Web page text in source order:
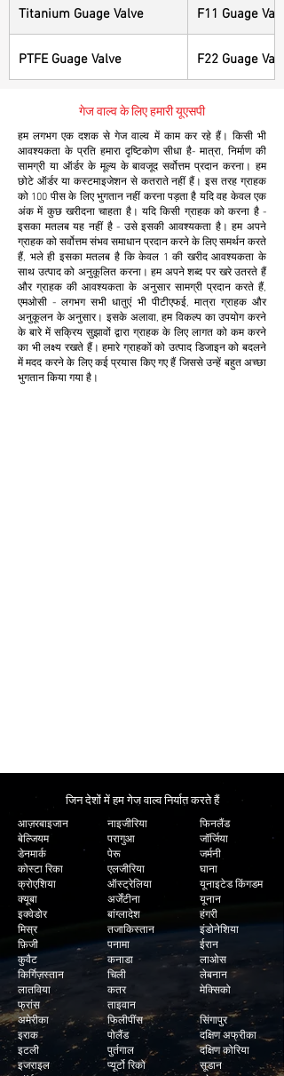
Titanium Guage Valve F11 Guage Valve
PTFE Guage Valve F22 Guage Valve
गेज वाल्व के लिए हमारी यूएसपी
हम लगभग एक दशक से गेज वाल्व में काम कर रहे हैं। किसी भी
आवश्यकता के प्रति हमारा दृष्टिकोण सीधा है- मात्रा, निर्माण की
सामग्री या ऑर्डर के मूल्य के बावजूद सर्वोत्तम प्रदान करना। हम
छोटे ऑर्डर या कस्टमाइजेशन से कतराते नहीं हैं। इस तरह ग्राहक
को 100 पीस के लिए भुगतान नहीं करना पड़ता है यदि वह केवल एक
अंक में कुछ खरीदना चाहता है। यदि किसी ग्राहक को करना है -
इसका मतलब यह नहीं है - उसे इसकी आवश्यकता है। हम अपने
ग्राहक को सर्वोत्तम संभव समाधान प्रदान करने के लिए समर्थन करते
हैं, भले ही इसका मतलब है कि केवल 1 की खरीद आवश्यकता के
साथ उत्पाद को अनुकूलित करना। हम अपने शब्द पर खरे उतरते हैं
और ग्राहक की आवश्यकता के अनुसार सामग्री प्रदान करते हैं,
एमओसी - लगभग सभी धातुएं भी पीटीएफई, मात्रा ग्राहक और
अनुकूलन के अनुसार। इसके अलावा, हम विकल्प का उपयोग करने
के बारे में सक्रिय सुझावों द्वारा ग्राहक के लिए लागत को कम करने
का भी लक्ष्य रखते हैं। हमारे ग्राहकों को उत्पाद डिजाइन को बदलने
में मदद करने के लिए कई प्रयास किए गए हैं जिससे उन्हें बहुत अच्छा
भुगतान किया गया है।
जिन देशों में हम गेज वाल्व निर्यात करते हैं
आज़रबाइजान
बेल्जियम
डेनमार्क
कोस्टा रिका
क्रोएशिया
क्यूबा
इक्वेडोर
मिस्र
फ़िजी
कुवैट
किर्गिज़स्तान
लातविया
फ्रांस
अमेरीका
इराक
इटली
इजराइल
नाइजीरिया
परागुआ
पेरू
एलजीरिया
ऑस्ट्रेलिया
अर्जेंटीना
बांग्लादेश
तजाकिस्तान
पनामा
कनाडा
चिली
कतर
ताइवान
फिलीपींस
पोलैंड
पुर्तगाल
प्यूर्टो रिको
फिनलैंड
जॉर्जिया
जर्मनी
घाना
यूनाइटेड किंगडम
यूनान
हंगरी
इंडोनेशिया
ईरान
लाओस
लेबनान
मेक्सिको
सिंगापुर
दक्षिण अफ्रीका
दक्षिण कोरिया
सूडान